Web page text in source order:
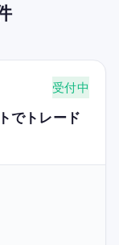
受付中
でトレード